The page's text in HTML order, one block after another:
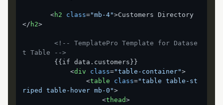
<h2 class="mb-4">Customers Directory
</ h2>
<!-- TemplatePro Template for Datase
t Table -->
<div class="table-container">
<table class="table table-st
riped table-hover mb-0">
<thead>